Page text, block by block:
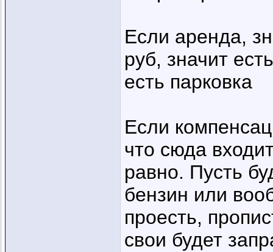
Если аренда,
руб, значит
есть парковка
Если
что сюда
равно. Пусть
бензин или
проесть,
свои будет